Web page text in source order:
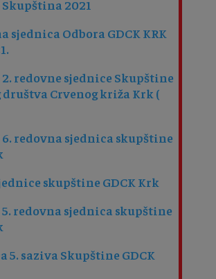
2021
sjednica Odbora GDCK KRK
redovne sjednice Skupštine
društva Crvenog križa Krk (
redovna sjednica skupštine
skupštine GDCK Krk
redovna sjednica skupštine
5. saziva Skupštine GDCK